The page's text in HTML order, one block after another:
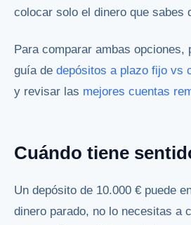
colocar solo el dinero que sabes
Para comparar ambas opciones,
guía de depósitos a plazo fijo vs
y revisar las mejores cuentas
Cuándo tiene
Un depósito de 10.000 € puede
dinero parado, no lo necesitas a